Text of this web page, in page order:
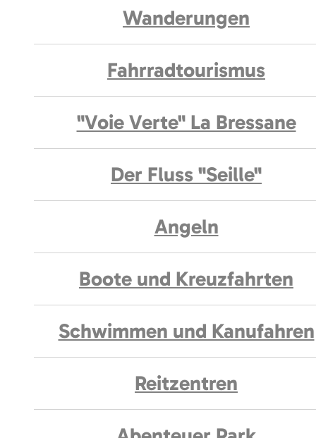
Wanderungen
Fahrradtourismus
"Voie Verte" La Bressane
Der Fluss "Seille"
Angeln
Boote und Kreuzfahrten
Schwimmen und Kanufahren
Reitzentren